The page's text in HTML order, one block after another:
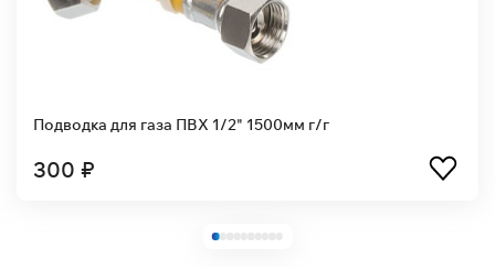
Подводка для газа ПВХ 1/2" 1500мм г/г
300 ₽